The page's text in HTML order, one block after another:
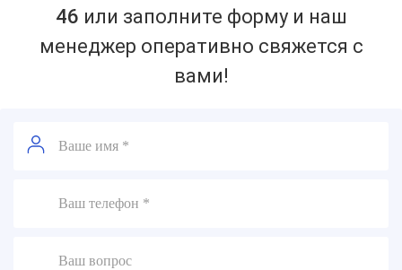
46 или заполните форму и наш
менеджер оперативно свяжется с
вами!